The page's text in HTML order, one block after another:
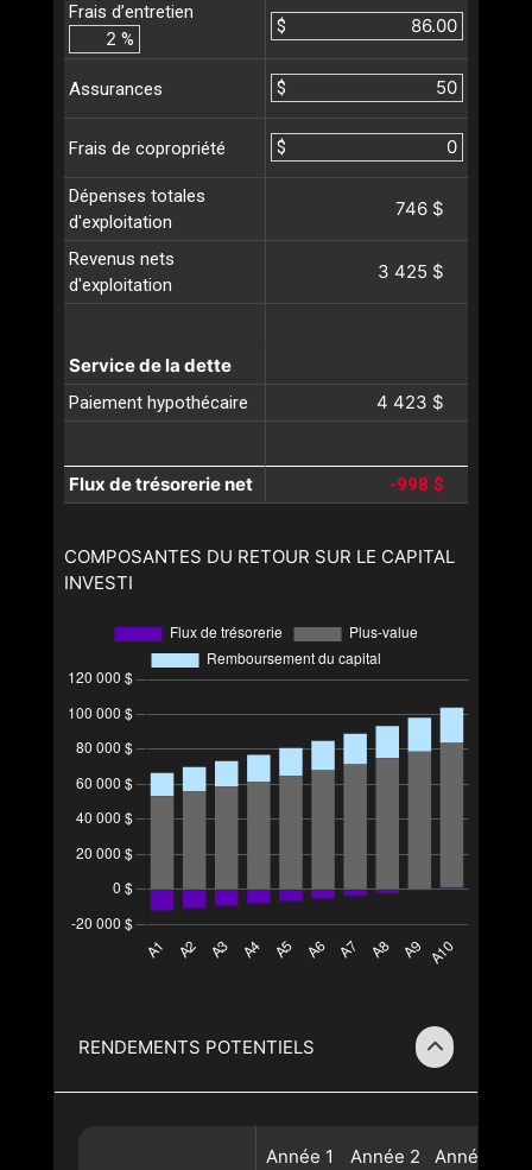
Frais d’entretien
%
$
Assurances $
Frais de copropriété $
Dépenses totales
d'exploitation
746 $
Revenus nets
d'exploitation
3 425 $
Service de la dette
Paiement hypothécaire 4 423 $
Flux de trésorerie net -998 $
COMPOSANTES DU RETOUR SUR LE CAPITAL
INVESTI
RENDEMENTS POTENTIELS
Année 1 Année 2 Année